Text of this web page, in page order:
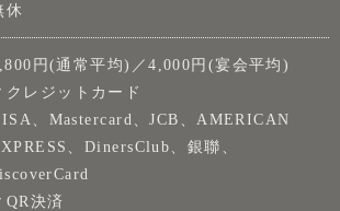
休
円(通常平均)／4,000円(宴会平均)
レジットカード
、Mastercard、JCB、AMERICAN
、DinersClub、銀聯、
決済